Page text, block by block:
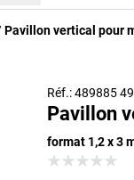
Pavillon vertical pour
Réf.: 489885 49
Pavillon
format 1,2 x 3